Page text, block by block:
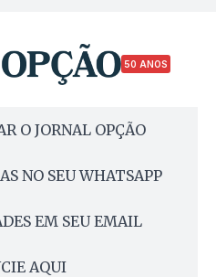
50 ANOS
O JORNAL OPÇÃO
NO SEU WHATSAPP
EM SEU EMAIL
AQUI